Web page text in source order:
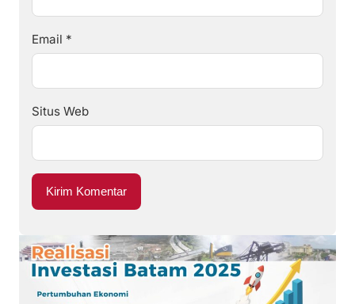
Email *
Situs Web